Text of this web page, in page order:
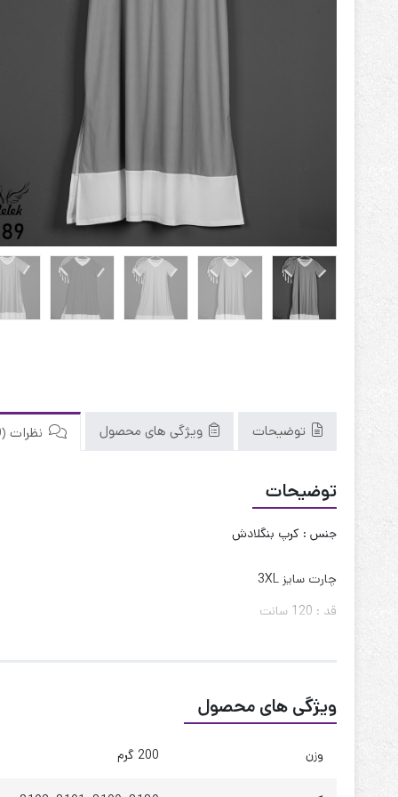
توضیحات ویژگی های محصول نظرات (0)
توضیحات
جنس : کرپ بنگلادش
چارت سایز 3XL
قد : 120 سانت
دور بازو : 42 سانت
ویژگی های محصول
وزن 200 گرم